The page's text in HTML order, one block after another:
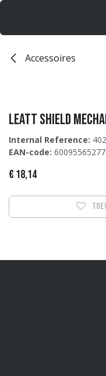
Overslaan naar inhoud
Accessoires
Leatt Shield
Internal Reference:
EAN-code:
€ 18,14